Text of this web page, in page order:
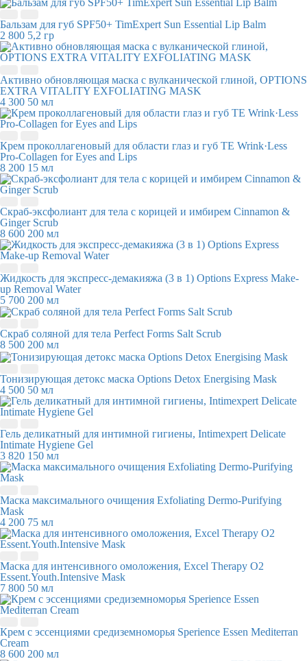
Бальзам для губ SPF50+ TimExpert Sun Essential Lip Balm
2 800 5,2 гр
Активно обновляющая маска с вулканической глиной, OPTIONS
EXTRA VITALITY EXFOLIATING MASK
4 300 50 мл
Крем проколлагеновый для области глаз и губ TE Wrink·Less
Pro-Collagen for Eyes and Lips
8 200 15 мл
Скраб-эксфолиант для тела с корицей и имбирем Cinnamon &
Ginger Scrub
8 600 200 мл
Жидкость для экспресс-демакияжа (3 в 1) Options Express Make-
up Removal Water
5 700 200 мл
Скраб соляной для тела Perfect Forms Salt Scrub
8 500 200 мл
Тонизирующая детокс маска Options Detox Energising Mask
4 500 50 мл
Гель деликатный для интимной гигиены, Intimexpert Delicate
Intimate Hygiene Gel
3 820 150 мл
Маска максимального очищения Exfoliating Dermo-Purifying
Mask
4 200 75 мл
Маска для интенсивного омоложения, Excel Therapy O2
Essent.Youth.Intensive Mask
7 800 50 мл
Крем с эссенциями средиземноморья Sperience Essen Mediterran
Cream
8 600 200 мл